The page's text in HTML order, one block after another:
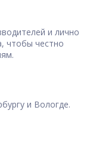
и лично
чтобы честно
и Вологде.